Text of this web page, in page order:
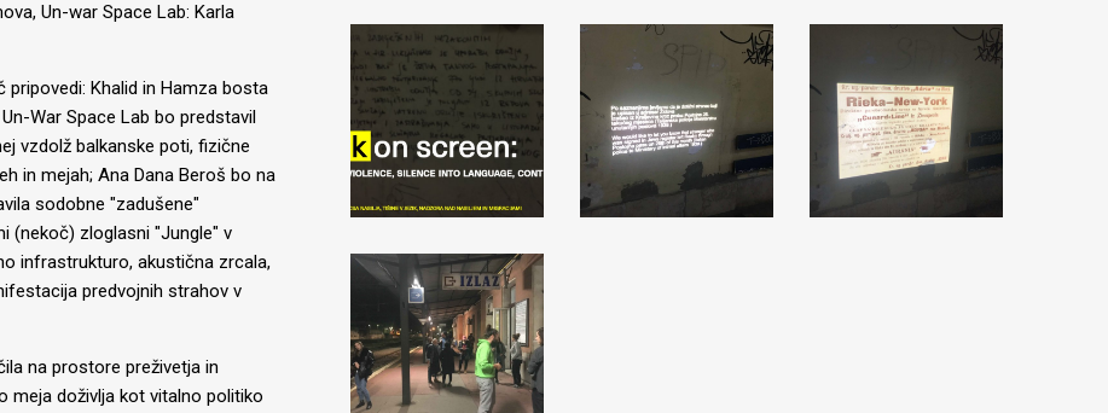
Un-war Space Lab: Karla
pripovedi: Khalid in Hamza bosta
War Space Lab bo predstavil
vzdolž balkanske poti, fizične
in mejah; Ana Dana Beroš bo na
sodobne "zadušene"
(nekoč) zloglasni "Jungle" v
infrastrukturo, akustična zrcala,
predvojnih strahov v
na prostore preživetja in
meja doživlja kot vitalno politiko